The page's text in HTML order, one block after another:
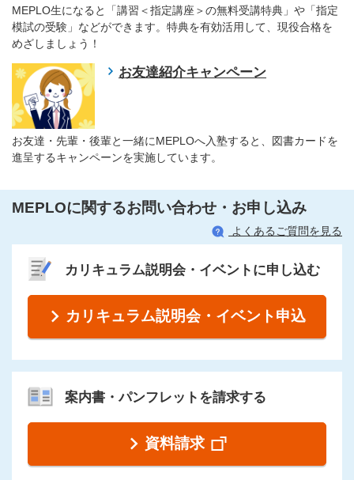
MEPLO生になると「講習＜指定講座＞の無料受講特典」や「指定
模試の受験」などができます。特典を有効活用して、現役合格を
めざしましょう！
お友達紹介キャンペーン
お友達・先輩・後輩と一緒にMEPLOへ入塾すると、図書カードを
進呈するキャンペーンを実施しています。
MEPLOに関するお問い合わせ・お申し込み
よくあるご質問を見る
カリキュラム説明会・イベントに申し込む
カリキュラム説明会・イベント申込
案内書・パンフレットを請求する
資料請求